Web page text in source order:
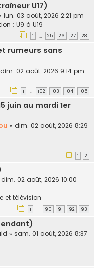
U17)
lun. 03 août, 2026 2:21 pm
: U9 à U19
1 … 25 26 27 28
rumeurs sans
dim. 02 août, 2026 9:14 pm
1 … 102 103 104 105
juin au mardi 1er
« dim. 02 août, 2026 8:29
1 2
dim. 02 août, 2026 10:00
et télévision
1 … 90 91 92 93
« sam. 01 août, 2026 8:37